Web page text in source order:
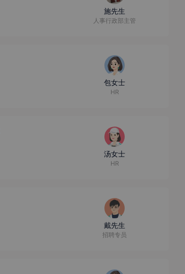
施先生
人事行政部主管
包女士
HR
汤女士
HR
戴先生
招聘专员